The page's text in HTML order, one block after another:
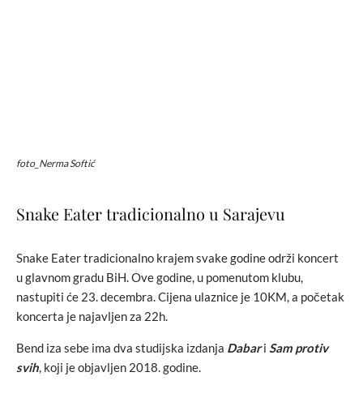
foto_Nerma Softić
Snake Eater tradicionalno u Sarajevu
Snake Eater tradicionalno krajem svake godine održi koncert
u glavnom gradu BiH. Ove godine, u pomenutom klubu,
nastupiti će 23. decembra. Cijena ulaznice je 10KM, a početak
koncerta je najavljen za 22h.
Bend iza sebe ima dva studijska izdanja Dabari Sam protiv
svih, koji je objavljen 2018. godine.